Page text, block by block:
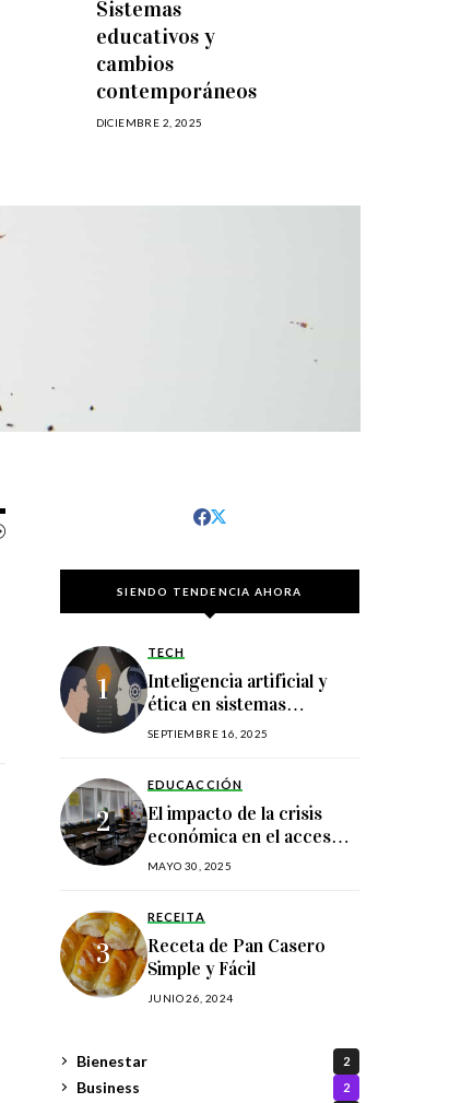
Sistemas
educativos y
cambios
contemporáneos
DICIEMBRE 2, 2025
SIENDO TENDENCIA AHORA
TECH
Inteligencia artificial y
ética en sistemas
educativos
SEPTIEMBRE 16, 2025
EDUCACCIÓN
El impacto de la crisis
económica en el acceso a
la educación superior
MAYO 30, 2025
RECEITA
Receta de Pan Casero
Simple y Fácil
JUNIO 26, 2024
Bienestar 2
Business 2